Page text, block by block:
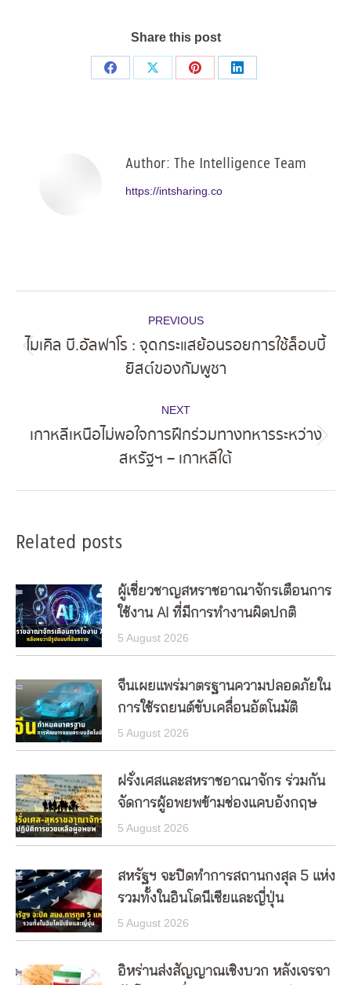
Share this post
Share
Share
Share
Share
Author: The Intelligence Team
https://intsharing.co
navigation
PREVIOUS
post:
ไมเคิล บี.อัลฟาโร : จุดกระแสย้อนรอยการใช้ล็อบบี้
ยิสต์ของกัมพูชา
NEXT
post:
เกาหลีเหนือไม่พอใจการฝึกร่วมทางทหารระหว่าง
สหรัฐฯ – เกาหลีใต้
Related posts
ผู้เชี่ยวชาญสหราชอาณาจักรเตือนการ
ใช้งาน AI ที่มีการทำงานผิดปกติ
5 August 2026
จีนเผยแพร่มาตรฐานความปลอดภัยใน
การใช้รถยนต์ขับเคลื่อนอัตโนมัติ
5 August 2026
ฝรั่งเศสและสหราชอาณาจักร ร่วมกัน
จัดการผู้อพยพข้ามช่องแคบอังกฤษ
5 August 2026
สหรัฐฯ จะปิดทำการสถานกงสุล 5 แห่ง
รวมทั้งในอินโดนีเซียและญี่ปุ่น
5 August 2026
อิหร่านส่งสัญญาณเชิงบวก หลังเจรจา